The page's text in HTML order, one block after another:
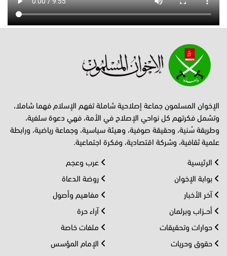
الإخوان المسلمون جماعة إصلاحية شاملة تفهم الإسلام فهما شاملا،
وتشمل فكرتهم كل نواحي الإصلاح في الأمة، فهي دعوة سلفية،
وطريقة سُنية، وحقيقة صوفية، وهيئة سياسية، وجماعة رياضية، ورابطة
علمية ثقافية، وشركة اقتصادية، وفكرة اجتماعية.
الرئيسية
بوابة الإخوان
آخر الأخبار
أحــزاب وبرلمان
حوارات وتحقيقات
حقوق وحريات
عرب وعجم
روضة الدعاة
مفاهيم وأصول
آراء حرة
ملفات خاصة
الإمام المؤسس